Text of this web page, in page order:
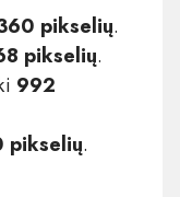
pikselių.
pikselių.
992
pikselių.